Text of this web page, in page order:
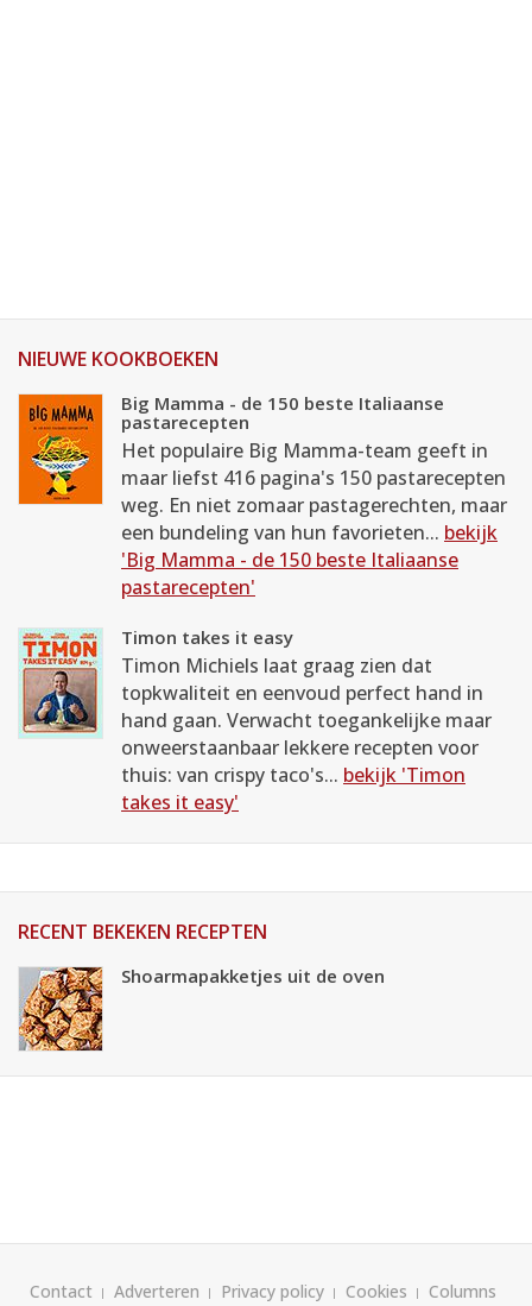
NIEUWE KOOKBOEKEN
Big Mamma - de 150 beste Italiaanse
pastarecepten
Het populaire Big Mamma-team geeft in
maar liefst 416 pagina's 150 pastarecepten
weg. En niet zomaar pastagerechten, maar
een bundeling van hun favorieten... bekijk
'Big Mamma - de 150 beste Italiaanse
pastarecepten'
Timon takes it easy
Timon Michiels laat graag zien dat
topkwaliteit en eenvoud perfect hand in
hand gaan. Verwacht toegankelijke maar
onweerstaanbaar lekkere recepten voor
thuis: van crispy taco's... bekijk 'Timon
takes it easy'
RECENT BEKEKEN RECEPTEN
Shoarmapakketjes uit de oven
Contact Adverteren Privacy policy Cookies
Columns